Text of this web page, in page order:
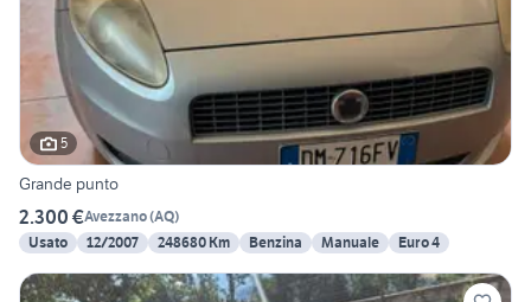
5
Grande punto
2.300 €Avezzano(AQ)
Usato
12/2007 248680 Km Benzina Manuale Euro 4